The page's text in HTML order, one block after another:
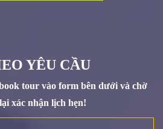
YÊU CẦU
tour vào form bên dưới và chờ
xác nhận lịch hẹn!